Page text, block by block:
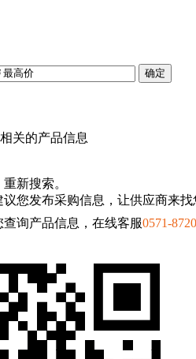
确定
关的产品信息
新搜索。
您发布采购信息，让供应商来找
询产品信息，在线客服0571-